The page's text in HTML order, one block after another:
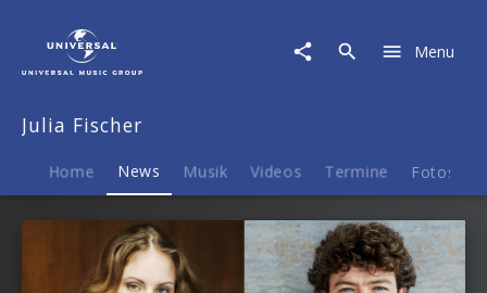
News
Menu
Julia Fischer
Home News Musik Videos Termine Fotos